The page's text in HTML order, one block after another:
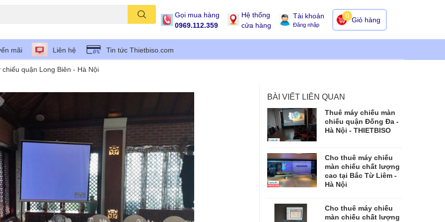
Gọi mua hàng
0969.112.359
Hệ thống
cửa hàng
Tài khoản
Đăng nhập
Giỏ hàng
0
mãi Liên hệ Tin tức Thietbiso.com
chiếu quận Long Biên - Hà Nội
BÀI VIẾT LIÊN QUAN
Thuê máy chiếu màn
chiếu quận Đống Đa -
Hà Nội - THIETBISO
Cho thuê máy chiếu
màn chiếu chất lượng
cao tại Bắc Từ Liêm -
Hà Nội
Cho thuê máy chiếu
màn chiếu chất lượng